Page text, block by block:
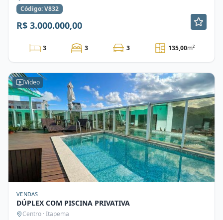
Código: V832
R$ 3.000.000,00
3 3 3 135,00m²
Vídeo
VENDAS
DÚPLEX COM PISCINA PRIVATIVA
Centro · Itapema